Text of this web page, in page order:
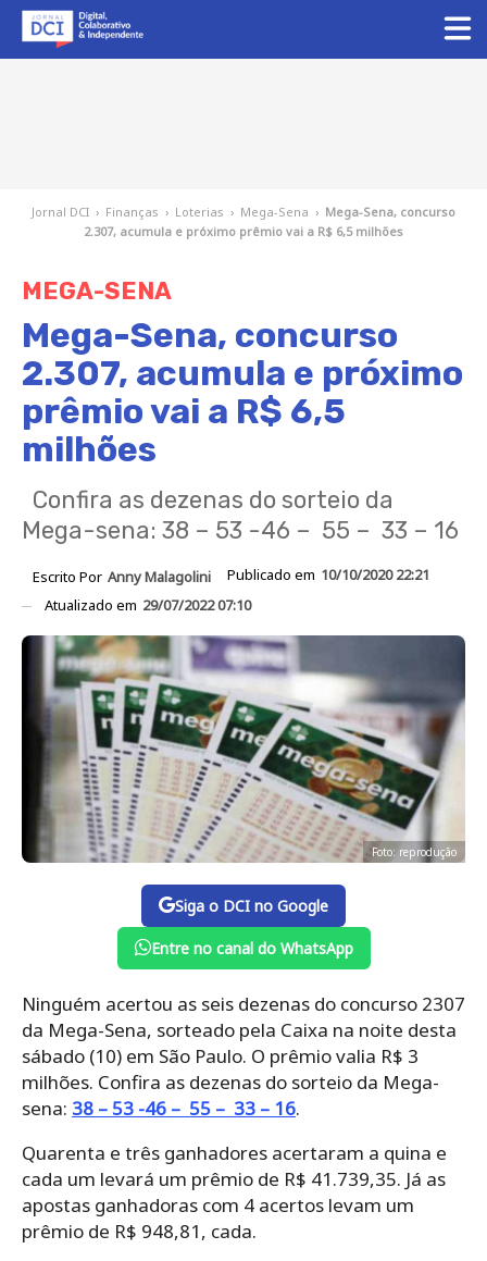
Jornal DCI › Finanças › Loterias › Mega-Sena › Mega-Sena, concurso
2.307, acumula e próximo prêmio vai a R$ 6,5 milhões
MEGA-SENA
Mega-Sena, concurso
2.307, acumula e próximo
prêmio vai a R$ 6,5
milhões
Confira as dezenas do sorteio da
Mega-sena: 38 – 53 -46 – 55 – 33 – 16
Escrito Por Anny Malagolini Publicado em 10/10/2020 22:21
Atualizado em 29/07/2022 07:10
Foto: reprodução
Siga o DCI no Google
Entre no canal do WhatsApp
Ninguém acertou as seis dezenas do concurso 2307
da Mega-Sena, sorteado pela Caixa na noite desta
sábado (10) em São Paulo. O prêmio valia R$ 3
milhões. Confira as dezenas do sorteio da Mega-
sena: 38 – 53 -46 – 55 – 33 – 16.
Quarenta e três ganhadores acertaram a quina e
cada um levará um prêmio de R$ 41.739,35. Já as
apostas ganhadoras com 4 acertos levam um
prêmio de R$ 948,81, cada.